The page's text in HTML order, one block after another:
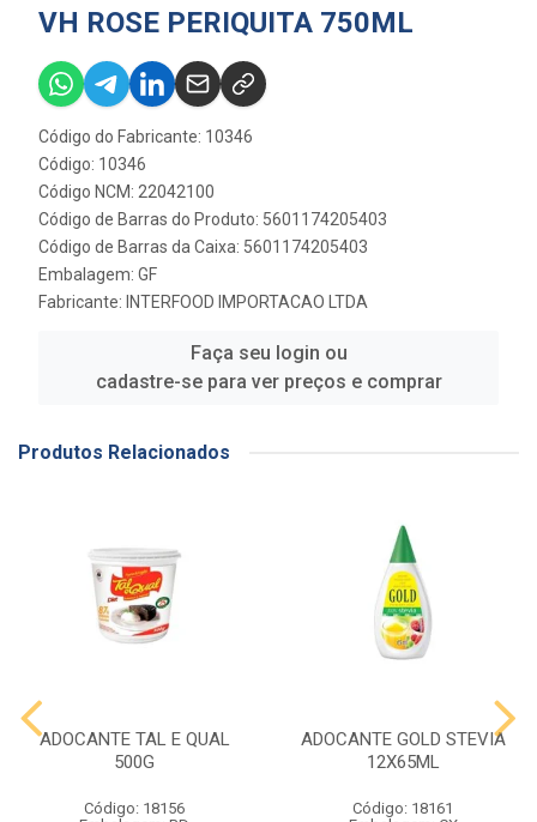
VH ROSE PERIQUITA 750ML
Código do Fabricante: 10346
Código: 10346
Código NCM: 22042100
Código de Barras do Produto: 5601174205403
Código de Barras da Caixa: 5601174205403
Embalagem: GF
Fabricante: INTERFOOD IMPORTACAO LTDA
Faça seu login ou
cadastre-se para ver preços e comprar
Produtos Relacionados
ADOCANTE TAL E QUAL
500G
Código: 18156
ADOCANTE GOLD STEVIA
12X65ML
Código: 18161